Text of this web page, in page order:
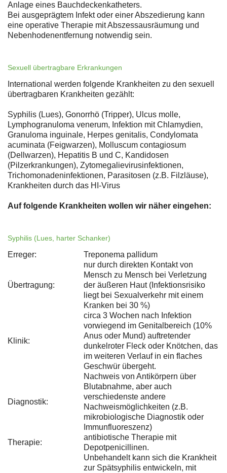
Anlage eines Bauchdeckenkatheters.
Bei ausgeprägtem Infekt oder einer Abszedierung kann
eine operative Therapie mit Abszessausräumung und
Nebenhodenentfernung notwendig sein.
Sexuell übertragbare Erkrankungen
International werden folgende Krankheiten zu den sexuell
übertragbaren Krankheiten gezählt:
Syphilis (Lues), Gonorrhö (Tripper), Ulcus molle,
Lymphogranuloma venerum, Infektion mit Chlamydien,
Granuloma inguinale, Herpes genitalis, Condylomata
acuminata (Feigwarzen), Molluscum contagiosum
(Dellwarzen), Hepatitis B und C, Kandidosen
(Pilzerkrankungen), Zytomegalievirusinfektionen,
Trichomonadeninfektionen, Parasitosen (z.B. Filzläuse),
Krankheiten durch das HI-Virus
Auf folgende Krankheiten wollen wir näher eingehen:
Syphilis (Lues, harter Schanker)
Erreger: Treponema pallidum
Übertragung:
nur durch direkten Kontakt von
Mensch zu Mensch bei Verletzung
der äußeren Haut (Infektionsrisiko
liegt bei Sexualverkehr mit einem
Kranken bei 30 %)
Klinik:
circa 3 Wochen nach Infektion
vorwiegend im Genitalbereich (10%
Anus oder Mund) auftretender
dunkelroter Fleck oder Knötchen, das
im weiteren Verlauf in ein flaches
Geschwür übergeht.
Diagnostik:
Nachweis von Antikörpern über
Blutabnahme, aber auch
verschiedenste andere
Nachweismöglichkeiten (z.B.
mikrobiologische Diagnostik oder
Immunfluoreszenz)
Therapie:
antibiotische Therapie mit
Depotpenicillinen.
Unbehandelt kann sich die Krankheit
zur Spätsyphilis entwickeln, mit